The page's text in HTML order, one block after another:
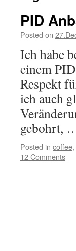
PID
Posted on
Ich habe
einem
Respekt
ich auch
gebohrt,
Posted in coffee,
12 Comments